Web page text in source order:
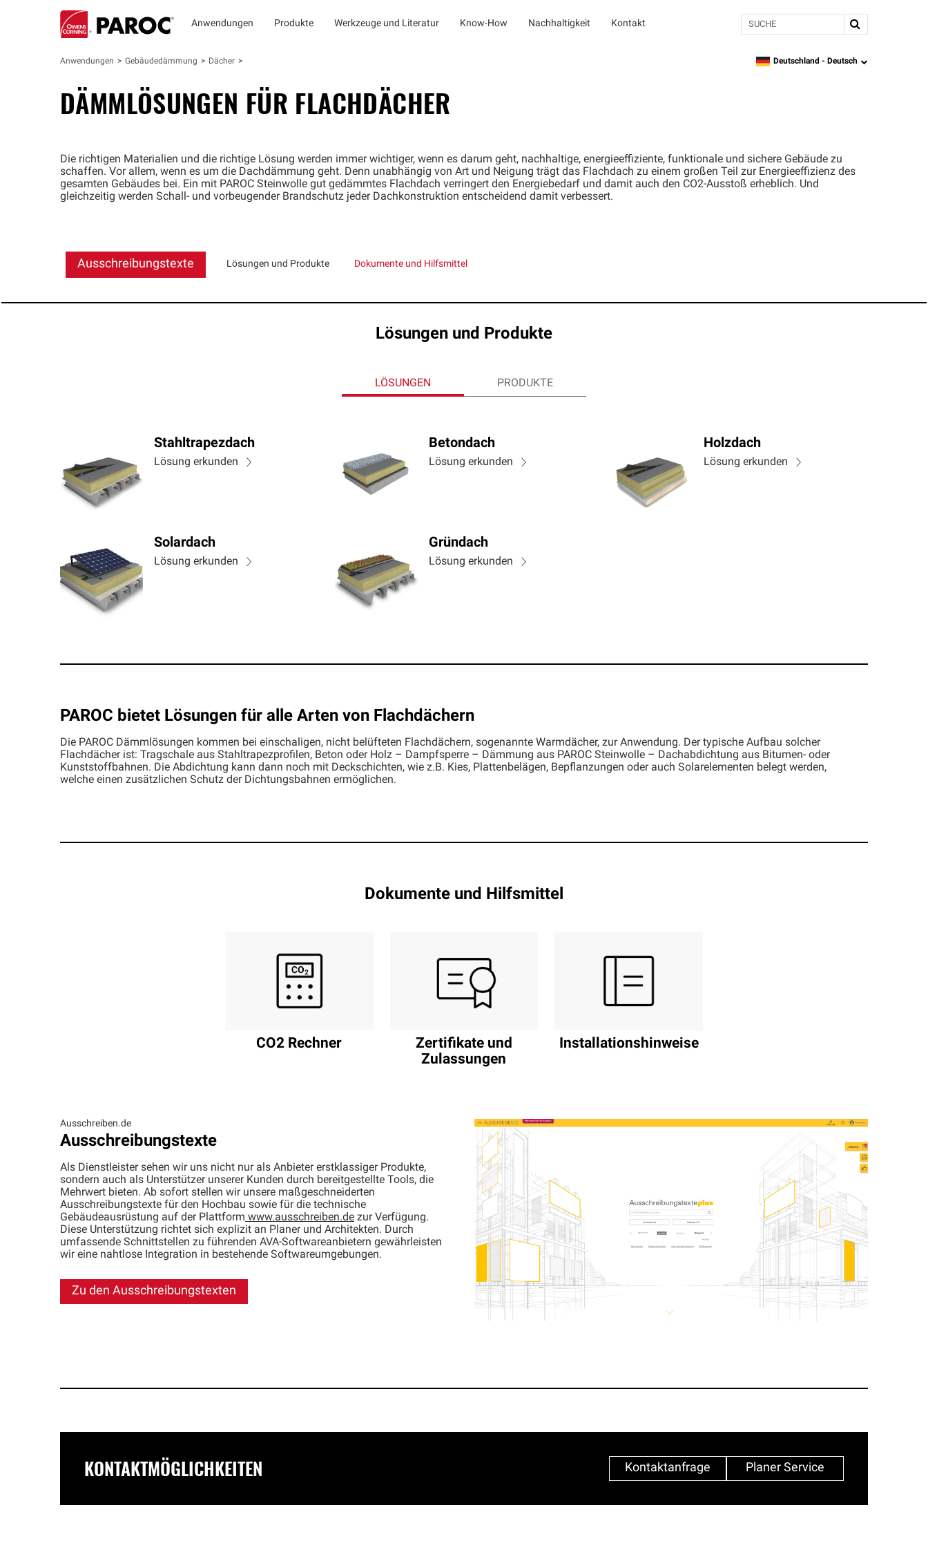
Anwendungen Produkte Werkzeuge und Literatur Know-How Nachhaltigkeit Kontakt Suche
Anwendungen Gebäudedämmung Dächer language
Deutschland - Deutsch
DÄMMLÖSUNGEN FÜR FLACHDÄCHER
Die richtigen Materialien und die richtige Lösung werden immer wichtiger, wenn es darum geht, nachhaltige, energieeffiziente, funktionale und sichere Gebäude zu
schaffen. Vor allem, wenn es um die Dachdämmung geht. Denn unabhängig von Art und Neigung trägt das Flachdach zu einem großen Teil zur Energieeffizienz des
gesamten Gebäudes bei. Ein mit PAROC Steinwolle gut gedämmtes Flachdach verringert den Energiebedarf und damit auch den CO2-Ausstoß erheblich. Und
gleichzeitig werden Schall- und vorbeugender Brandschutz jeder Dachkonstruktion entscheidend damit verbessert.
Ausschreibungstexte Lösungen und Produkte Dokumente und Hilfsmittel
Lösungen und Produkte
LÖSUNGEN PRODUKTE
Stahltrapezdach
Lösung erkunden
Betondach
Lösung erkunden
Holzdach
Lösung erkunden
Solardach
Lösung erkunden
Gründach
Lösung erkunden
PAROC bietet Lösungen für alle Arten von Flachdächern
Die PAROC Dämmlösungen kommen bei einschaligen, nicht belüfteten Flachdächern, sogenannte Warmdächer, zur Anwendung. Der typische Aufbau solcher
Flachdächer ist: Tragschale aus Stahltrapezprofilen, Beton oder Holz – Dampfsperre – Dämmung aus PAROC Steinwolle – Dachabdichtung aus Bitumen- oder
Kunststoffbahnen. Die Abdichtung kann dann noch mit Deckschichten, wie z.B. Kies, Plattenbelägen, Bepflanzungen oder auch Solarelementen belegt werden,
welche einen zusätzlichen Schutz der Dichtungsbahnen ermöglichen.
Dokumente und Hilfsmittel
CO2 Rechner
Zertifikate und
Zulassungen
Installationshinweise
Ausschreiben.de
Ausschreibungstexte
Als Dienstleister sehen wir uns nicht nur als Anbieter erstklassiger Produkte,
sondern auch als Unterstützer unserer Kunden durch bereitgestellte Tools, die
Mehrwert bieten. Ab sofort stellen wir unsere maßgeschneiderten
Ausschreibungstexte für den Hochbau sowie für die technische
Gebäudeausrüstung auf der Plattform www.ausschreiben.de zur Verfügung.
Diese Unterstützung richtet sich explizit an Planer und Architekten. Durch
umfassende Schnittstellen zu führenden AVA-Softwareanbietern gewährleisten
wir eine nahtlose Integration in bestehende Softwareumgebungen.
Zu den Ausschreibungstexten
KONTAKTMÖGLICHKEITEN Kontaktanfrage Planer Service